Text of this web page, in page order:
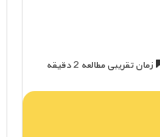
زمان تقریبی مطالعه 2 دقیقه